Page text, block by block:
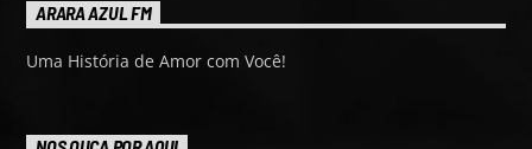
ARARA AZUL FM
Uma História de Amor com Você!